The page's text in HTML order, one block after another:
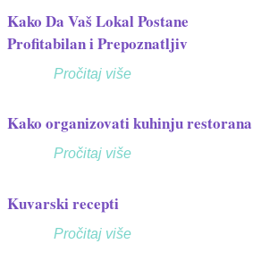
Kako Da Vaš Lokal Postane
Profitabilan i Prepoznatljiv
Pročitaj više
Kako organizovati kuhinju restorana
Pročitaj više
Kuvarski recepti
Pročitaj više